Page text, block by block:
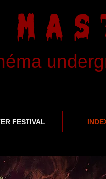
FESTIVAL